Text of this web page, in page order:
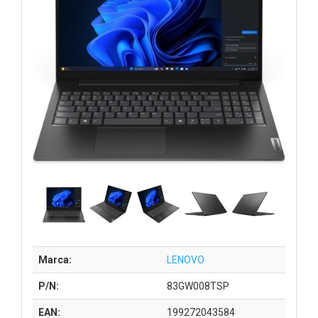
Marca: LENOVO
P/N: 83GW008TSP
EAN: 199272043584